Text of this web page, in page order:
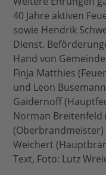
40 Jahre aktiven
sowie Hendrik
Dienst.
Hand von
Finja Matthies
und Leon
Gaidernoff
Norman Breitenfeld
(Oberbrandmeister)
Weichert
Text, Foto: Lutz